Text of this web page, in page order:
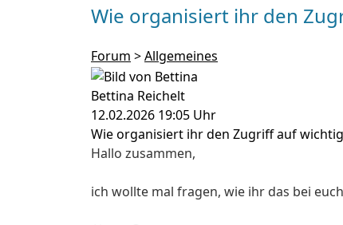
Wie organisiert ihr den
Forum >Allgemeines
Bettina Reichelt
12.02.2026 19:05 Uhr
Wie organisiert ihr den Zugriff auf
Hallo zusammen,
ich wollte mal fragen, wie ihr das bei